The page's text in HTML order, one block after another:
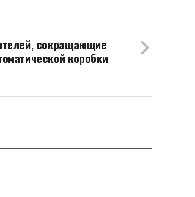
сокращающие
коробки